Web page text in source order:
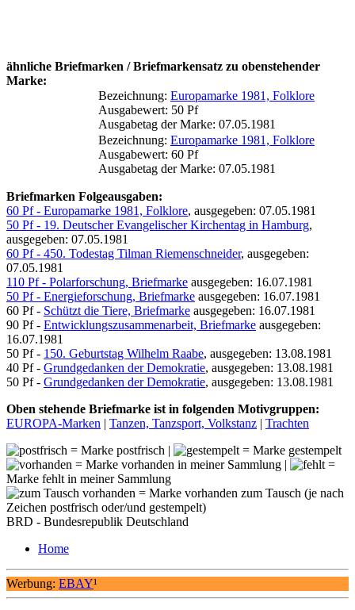
ähnliche Briefmarken / Briefmarkensatz zu obenstehender
Marke:
Bezeichnung: Europamarke 1981, Folklore
Ausgabewert: 50 Pf
Ausgabetag der Marke: 07.05.1981
Bezeichnung: Europamarke 1981, Folklore
Ausgabewert: 60 Pf
Ausgabetag der Marke: 07.05.1981
Briefmarken Folgeausgaben:
60 Pf - Europamarke 1981, Folklore, ausgegeben: 07.05.1981
50 Pf - 19. Deutscher Evangelischer Kirchentag in Hamburg,
ausgegeben: 07.05.1981
60 Pf - 450. Todestag Tilman Riemenschneider, ausgegeben:
07.05.1981
110 Pf - Polarforschung, Briefmarke ausgegeben: 16.07.1981
50 Pf - Energieforschung, Briefmarke ausgegeben: 16.07.1981
60 Pf - Schützt die Tiere, Briefmarke ausgegeben: 16.07.1981
90 Pf - Entwicklungszusammenarbeit, Briefmarke ausgegeben:
16.07.1981
50 Pf - 150. Geburtstag Wilhelm Raabe, ausgegeben: 13.08.1981
40 Pf - Grundgedanken der Demokratie, ausgegeben: 13.08.1981
50 Pf - Grundgedanken der Demokratie, ausgegeben: 13.08.1981
Oben stehende Briefmarke ist in folgenden Motivgruppen:
EUROPA-Marken | Tanzen, Tanzsport, Volkstanz | Trachten
= Marke postfrisch |
= Marke gestempelt
= Marke vorhanden in meiner Sammlung |
=
Marke fehlt in meiner Sammlung
= Marke vorhanden zum Tausch (je nach
Zeichen postfrisch oder/und gestempelt)
BRD - Bundesrepublik Deutschland
Home
Werbung: EBAY¹